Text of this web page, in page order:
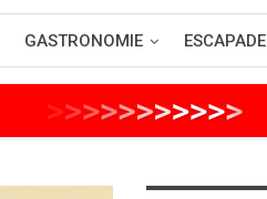
GASTRONOMIE ESCAPADE
>>>>>>>> >>